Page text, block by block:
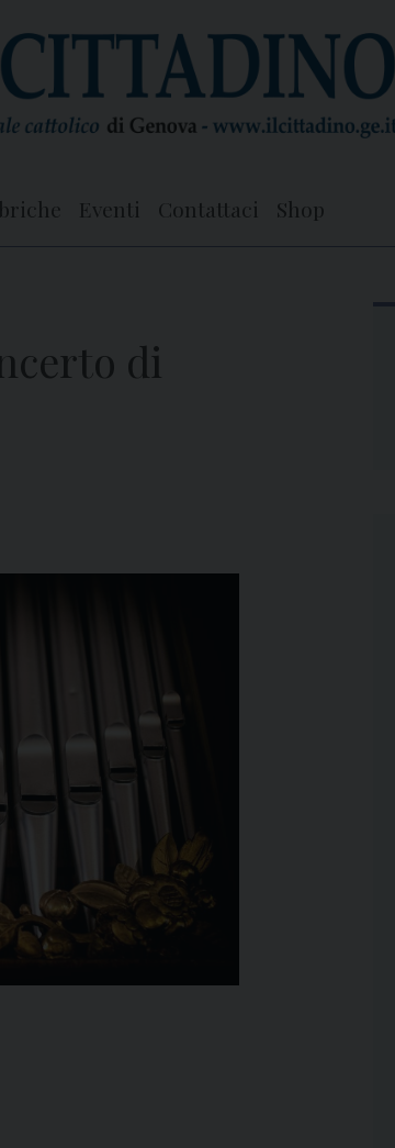
Eventi Contattaci Shop
di